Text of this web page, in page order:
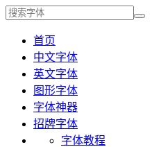
首页
中文字体
英文字体
图形字体
字体神器
招牌字体
字体教程